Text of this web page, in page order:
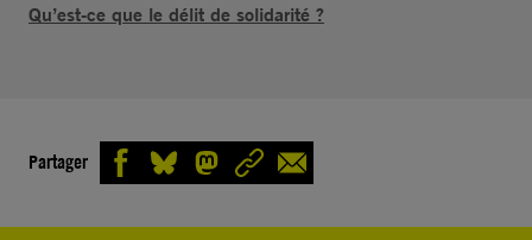
Qu’est-ce que le délit de solidarité ?
Partager